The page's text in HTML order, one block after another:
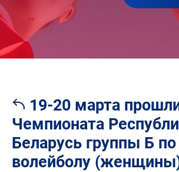
19-20 марта
Чемпионата
Беларусь группы Б по
волейболу